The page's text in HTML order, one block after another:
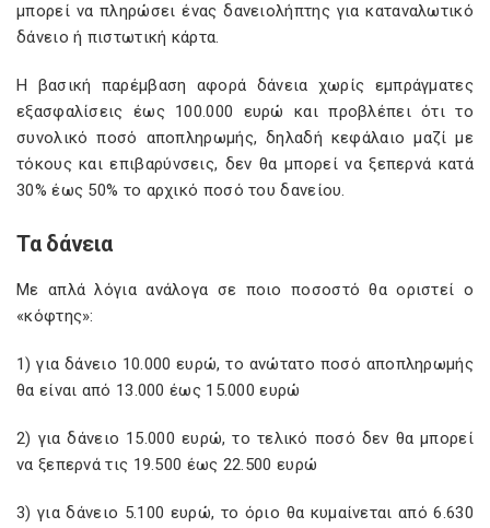
μπορεί να πληρώσει ένας δανειολήπτης για καταναλωτικό
δάνειο ή πιστωτική κάρτα.
Η βασική παρέμβαση αφορά δάνεια χωρίς εμπράγματες
εξασφαλίσεις έως 100.000 ευρώ και προβλέπει ότι το
συνολικό ποσό αποπληρωμής, δηλαδή κεφάλαιο μαζί με
τόκους και επιβαρύνσεις, δεν θα μπορεί να ξεπερνά κατά
30% έως 50% το αρχικό ποσό του δανείου.
Τα δάνεια
Με απλά λόγια ανάλογα σε πoιο ποσοστό θα οριστεί ο
«κόφτης»:
1) για δάνειο 10.000 ευρώ, το ανώτατο ποσό αποπληρωμής
θα είναι από 13.000 έως 15.000 ευρώ
2) για δάνειο 15.000 ευρώ, το τελικό ποσό δεν θα μπορεί
να ξεπερνά τις 19.500 έως 22.500 ευρώ
3) για δάνειο 5.100 ευρώ, το όριο θα κυμαίνεται από 6.630